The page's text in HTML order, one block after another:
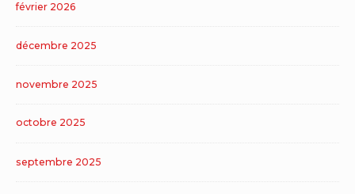
février 2026
décembre 2025
novembre 2025
octobre 2025
septembre 2025